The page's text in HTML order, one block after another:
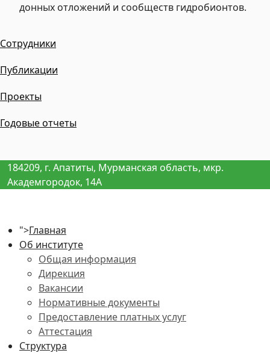
донных отложений и сообществ гидробионтов.
Сотрудники
Публикации
Проекты
Годовые отчеты
184209, г. Апатиты, Мурманская область, мкр.
Академгородок, 14А
">Главная
Об институте
Общая информация
Дирекция
Вакансии
Нормативные документы
Предоставление платных услуг
Аттестация
Структура